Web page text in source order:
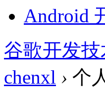
Android
谷歌开发技
chenxl › 个